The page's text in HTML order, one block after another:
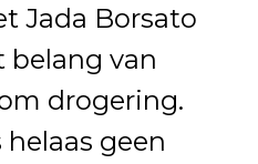
Jada Borsato
belang van
drogering.
geen